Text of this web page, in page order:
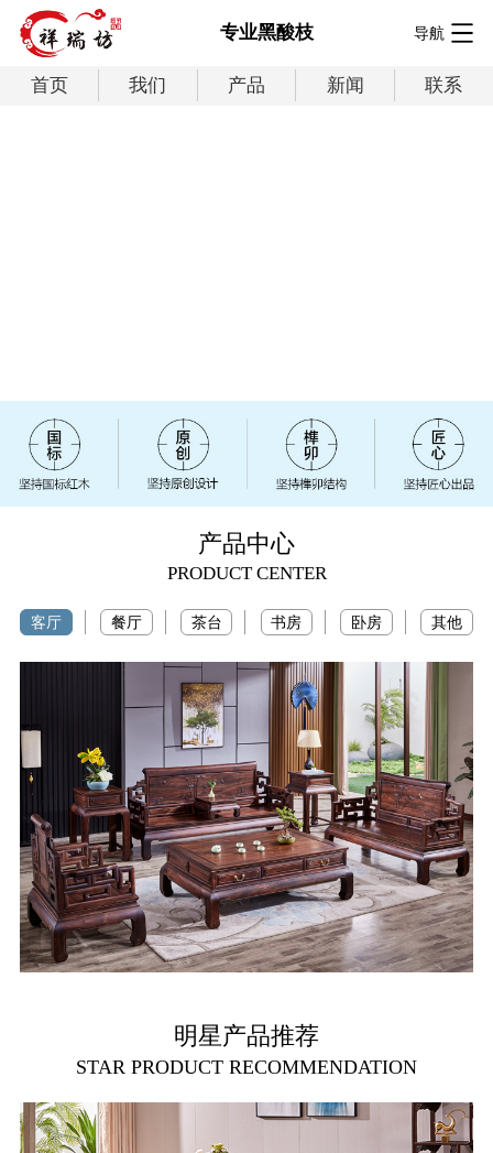
专业黑酸枝 导航
首页 我们 产品 新闻 联系
产品中心
PRODUCT CENTER
客厅 餐厅 茶台 书房 卧房 其他
明星产品推荐
STAR PRODUCT RECOMMENDATION